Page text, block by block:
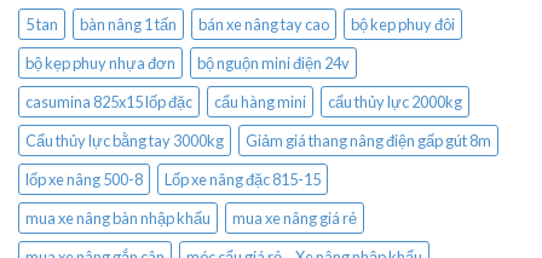
5 tan bàn nâng 1 tấn bán xe nâng tay cao
bộ kep phuy đôi
bộ kẹp phuy nhựa đơn
bộ nguộn mini điện 24v
casumina 825x15 lốp đặc
cẩu hàng mini
cẩu thủy lực 2000kg
Cẩu thủy lực bằng tay 3000kg
Giảm giá thang nâng điện gấp gút 8m
lốp xe nâng 500-8
Lốp xe nâng đặc 815-15
mua xe nâng bàn nhập khẩu
mua xe nâng giá rẻ